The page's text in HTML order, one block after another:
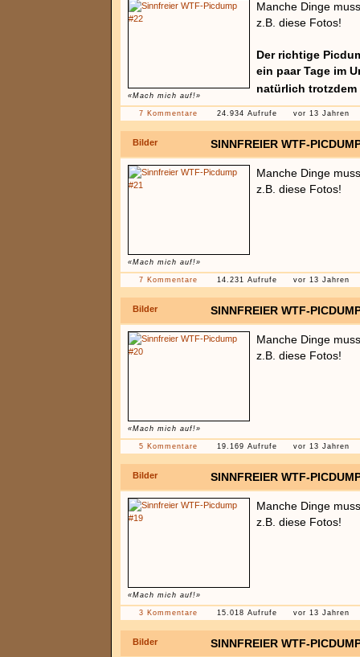
«Mach mich auf!»
Manche Dinge
z.B. diese Fotos!
Der richtige
ein paar Tage im
natürlich
7 Kommentare 24.934 Aufrufe vor 13 Jahren
Bilder SINNFREIER WTF-
«Mach mich auf!»
Manche Dinge
z.B. diese Fotos!
7 Kommentare 14.231 Aufrufe vor 13 Jahren
Bilder SINNFREIER WTF-
«Mach mich auf!»
Manche Dinge
z.B. diese Fotos!
5 Kommentare 19.169 Aufrufe vor 13 Jahren
Bilder SINNFREIER WTF-
«Mach mich auf!»
Manche Dinge
z.B. diese Fotos!
3 Kommentare 15.018 Aufrufe vor 13 Jahren
Bilder SINNFREIER WTF-